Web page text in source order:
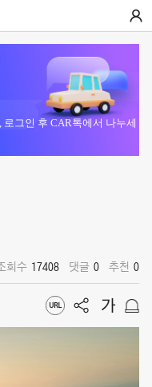
그인 후 CAR톡에서 나누세
회수 17408 댓글 0 추천 0